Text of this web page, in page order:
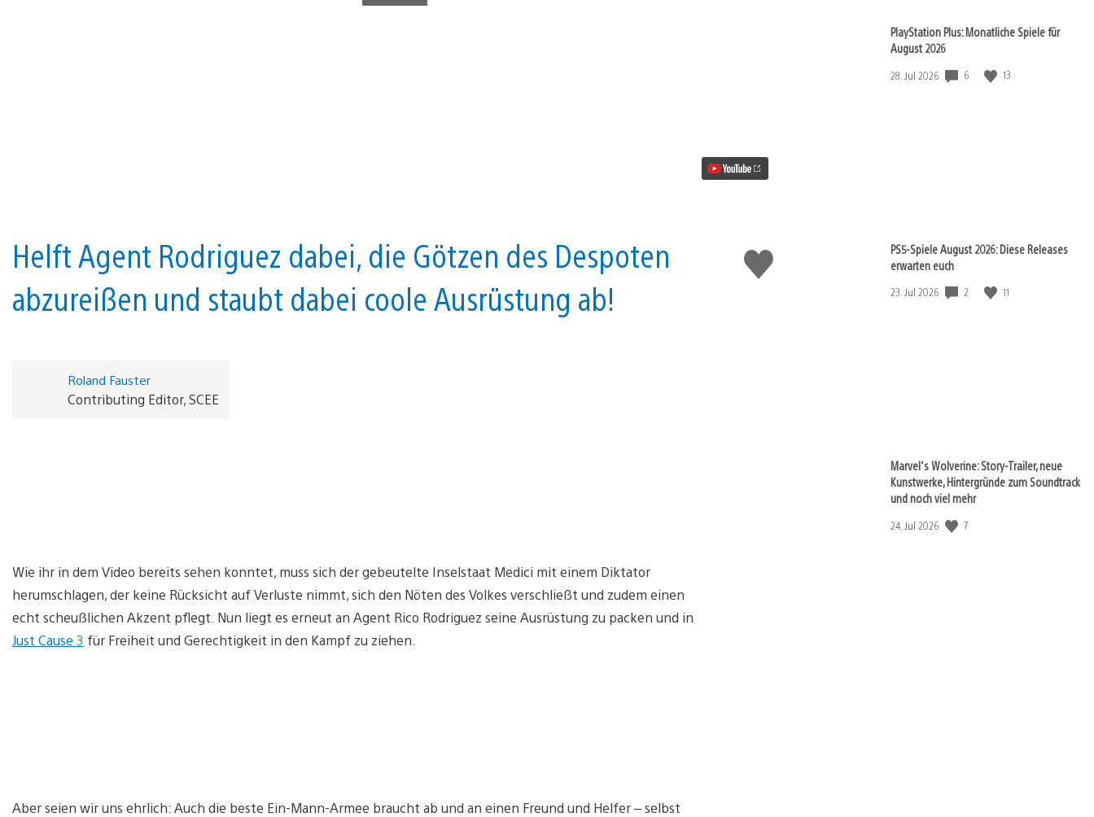
Zerstört
Gefällt
mir
Helft Agent Rodriguez dabei, die Götzen des Despoten
abzureißen und staubt dabei coole Ausrüstung ab!
Roland Fauster
Contributing Editor, SCEE
Wie ihr in dem Video bereits sehen konntet, muss sich der gebeutelte Inselstaat Medici mit einem Diktator
herumschlagen, der keine Rücksicht auf Verluste nimmt, sich den Nöten des Volkes verschließt und zudem einen
echt scheußlichen Akzent pflegt. Nun liegt es erneut an Agent Rico Rodriguez seine Ausrüstung zu packen und in
Just Cause 3 für Freiheit und Gerechtigkeit in den Kampf zu ziehen.
Aber seien wir uns ehrlich: Auch die beste Ein-Mann-Armee braucht ab und an einen Freund und Helfer – selbst
PlayStation Plus: Monatliche Spiele für
August 2026
Veröffentlichungsdatum:
28. Jul 2026 6 13
PS5-Spiele August 2026: Diese Releases
erwarten euch
Veröffentlichungsdatum:
23. Jul 2026 2 11
Marvel‘s Wolverine: Story-Trailer, neue
Kunstwerke, Hintergründe zum Soundtrack
und noch viel mehr
Veröffentlichungsdatum:
24. Jul 2026 7